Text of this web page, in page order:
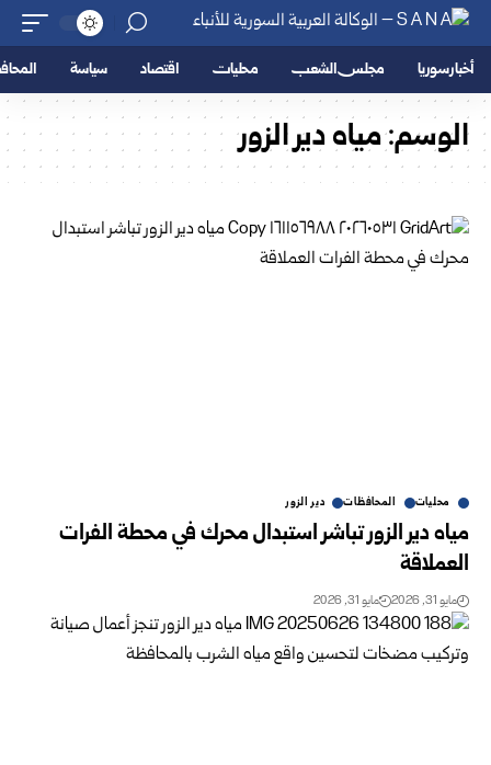
أخبار سوريا مجلس الشعب محليات اقتصاد سياسة
الوسم:مياه دير الزور
محليات المحافظات دير الزور
مياه دير الزور تباشر استبدال محرك في محطة الفرات
العملاقة
مايو 31, 2026 مايو 31, 2026